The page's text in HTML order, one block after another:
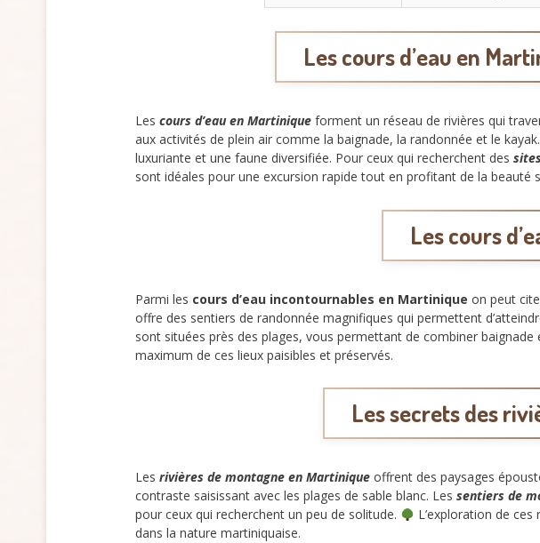
Les cours d’eau en
Les cours d’eau en Martinique forment un réseau de rivières qui
aux activités de plein air comme la baignade, la randonnée et le kayak.
luxuriante et une faune diversifiée. Pour ceux qui recherchent des
sont idéales pour une excursion rapide tout en profitant de la beauté
Les cours
Parmi les cours d’eau incontournables en Martinique on peut
offre des sentiers de randonnée magnifiques qui permettent
sont situées près des plages, vous permettant de combiner
maximum de ces lieux paisibles et préservés.
Les secrets des
Les rivières de montagne en Martinique offrent des paysages
contraste saisissant avec les plages de sable blanc. Les sentiers de
pour ceux qui recherchent un peu de solitude.
L’exploration de
dans la nature martiniquaise.